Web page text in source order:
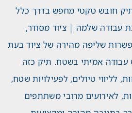
חובש טקטי מחפש בדרך כלל
עבודה שלמה | ציוד מסודר,
שליפה מהירה של ציוד בעת
עבודה אמיתי בשטח. תיק כזה
לליווי טיולים, לפעילויות שטח,
לאירועים מרובי משתתפים